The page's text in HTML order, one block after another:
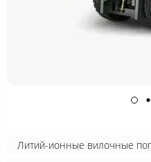
Литий-ионные вилочные